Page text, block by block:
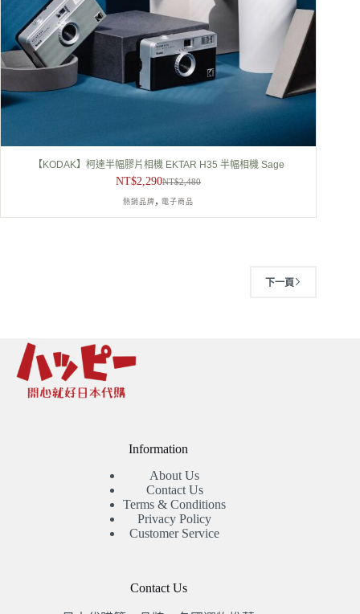
【KODAK】柯達半幅膠片相機 EKTAR H35 半幅相機 Sage
NT$2,480
始
價
NT$2,290
前
價
熱銷品牌 ,電子商品
下一頁
Information
About Us
Contact Us
Terms & Conditions
Privacy Policy
Customer Service
Contact Us